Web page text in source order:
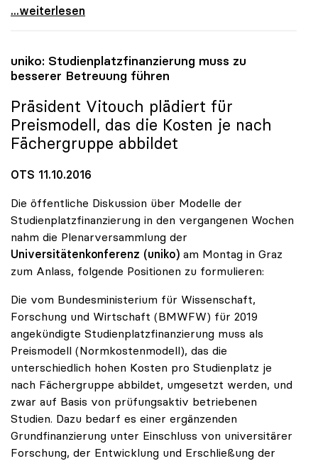
RWR-Karte: „Ministerrat greift Forderungen der
...weiterlesen
uniko: Studienplatzfinanzierung muss zu
besserer Betreuung führen
Präsident Vitouch plädiert für
Preismodell, das die Kosten je nach
Fächergruppe abbildet
OTS 11.10.2016
Die öffentliche Diskussion über Modelle der
Studienplatzfinanzierung in den vergangenen Wochen
nahm die Plenarversammlung der
Universitätenkonferenz (uniko) am Montag in Graz
zum Anlass, folgende Positionen zu formulieren:
Die vom Bundesministerium für Wissenschaft,
Forschung und Wirtschaft (BMWFW) für 2019
angekündigte Studienplatzfinanzierung muss als
Preismodell (Normkostenmodell), das die
unterschiedlich hohen Kosten pro Studienplatz je
nach Fächergruppe abbildet, umgesetzt werden, und
zwar auf Basis von prüfungsaktiv betriebenen
Studien. Dazu bedarf es einer ergänzenden
Grundfinanzierung unter Einschluss von universitärer
Forschung, der Entwicklung und Erschließung der